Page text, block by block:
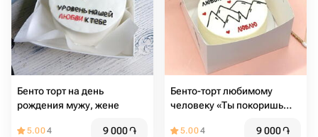
Бенто торт на день
рождения мужу, жене
5.004 9 000֏
Бенто-торт любимому
человеку «Ты покоришь
5.004 9 000֏